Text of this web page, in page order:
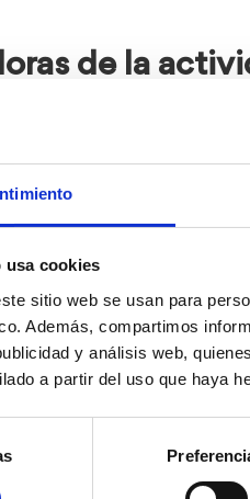
usa cookies
sitio web se usan para
Además, compartimos
y análisis web,
a partir del uso que haya
de la